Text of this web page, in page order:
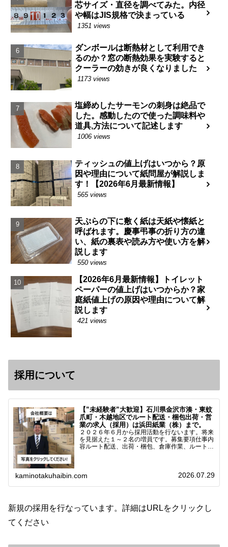
芯サイズ・直径を調べてみた。内径
や幅はJIS規格で決まっている
1351 views
ダンボールは断熱材として利用でき
るのか？窓の断熱効果を実験すると
クーラーの効きが良くなりました
1173 views
塩締めしたサーモンの刺身は絶品で
した。感動したので使った調味料や
道具,方法について記述します
1006 views
ティッシュの値上げはいつから？原
因や理由について紙問屋が解説しま
す！【2026年6月最新情報】
565 views
天ぷらの下に敷く紙は天紙や懐紙と
呼ばれます。慶事弔事の折り方の違
い、紙の裏表や読み方や使い方を解
説します
550 views
【2026年6月最新情報】トイレット
ペーパーの値上げはいつからか？家
庭紙値上げの原因や理由について解
説します
421 views
採用について
【”未経験者”大歓迎】石川県金沢市湊・東蚊
爪町・木越地区でルート配送・梱包出荷・営
業の求人（採用）は浜田紙業（株）まで。
２０２６年６月から採用活動を行ないます。将来
を見据えた１～２名の増員です。募集要項仕事内
容ルート配送、出荷・梱包、倉庫作業、ルート営
kaminotakuhaibin.com 2026.07.29
新規の採用を行なっています。詳細はURLをクリックし
てください